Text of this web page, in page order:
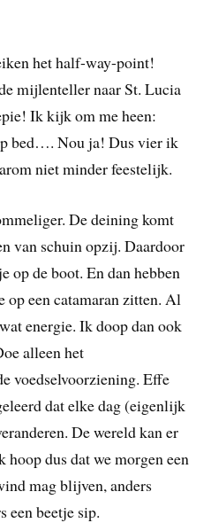
het half-way-point!
mijlenteller naar St. Lucia
Ik kijk om me heen:
bed…. Nou ja! Dus vier ik
niet minder feestelijk.
De deining komt
van schuin opzij. Daardoor
op de boot. En dan hebben
op een catamaran zitten. Al
energie. Ik doop dan ook
alleen het
voedselvoorziening. Effe
dat elke dag (eigenlijk
De wereld kan er
hoop dus dat we morgen een
mag blijven, anders
een beetje sip.